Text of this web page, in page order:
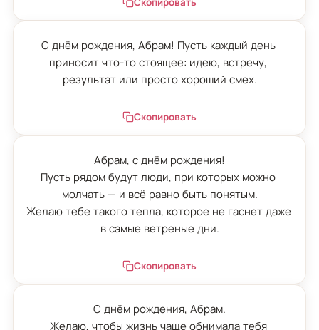
С днём рождения, Абрам! Пусть каждый день
приносит что-то стоящее: идею, встречу,
результат или просто хороший смех.
Скопировать
Абрам, с днём рождения!
Пусть рядом будут люди, при которых можно
молчать — и всё равно быть понятым.
Желаю тебе такого тепла, которое не гаснет даже
в самые ветреные дни.
Скопировать
С днём рождения, Абрам.
Желаю, чтобы жизнь чаще обнимала тебя